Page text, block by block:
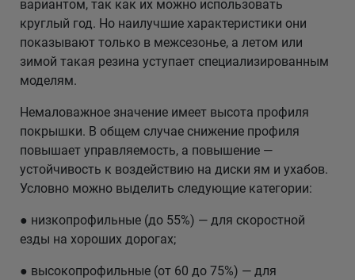
вариантом, так как их можно использовать
круглый год. Но наилучшие характеристики они
показывают только в межсезонье, а летом или
зимой такая резина уступает специализированным
моделям.
Немаловажное значение имеет высота профиля
покрышки. В общем случае снижение профиля
повышает управляемость, а повышение —
устойчивость к воздействию на диски ям и ухабов.
Условно можно выделить следующие категории:
● низкопрофильные (до 55%) — для скоростной
езды на хороших дорогах;
● высокопрофильные (от 60 до 75%) — для